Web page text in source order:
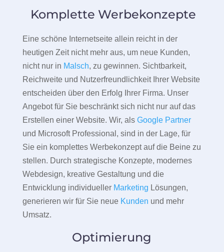
Komplette Werbekonzepte
Eine schöne Internetseite allein reicht in der
heutigen Zeit nicht mehr aus, um neue Kunden,
nicht nur in Malsch, zu gewinnen. Sichtbarkeit,
Reichweite und Nutzerfreundlichkeit Ihrer Website
entscheiden über den Erfolg Ihrer Firma. Unser
Angebot für Sie beschränkt sich nicht nur auf das
Erstellen einer Website. Wir, als Google Partner
und Microsoft Professional, sind in der Lage, für
Sie ein komplettes Werbekonzept auf die Beine zu
stellen. Durch strategische Konzepte, modernes
Webdesign, kreative Gestaltung und die
Entwicklung individueller Marketing Lösungen,
generieren wir für Sie neue Kunden und mehr
Umsatz.
Optimierung